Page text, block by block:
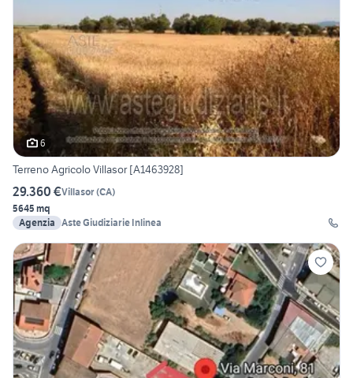
6
Terreno Agricolo Villasor [A1463928]
29.360 €Villasor(CA)
5645 mq
Agenzia Aste Giudiziarie Inlinea